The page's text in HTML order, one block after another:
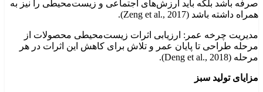
صرفه باشد بلکه باید ارزش‌های اجتماعی و زیست‌محیطی را نیز به
همراه داشته باشد (Zeng et al., 2017).
مدیریت چرخه عمر: ارزیابی اثرات زیست‌محیطی محصولات از
مرحله طراحی تا پایان عمر و تلاش برای کاهش این اثرات در هر
مرحله (Deng et al., 2018).
مزایای تولید سبز